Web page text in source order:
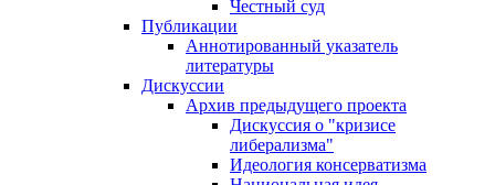
Честный суд
Публикации
Аннотированный указатель
литературы
Дискуссии
Архив предыдущего проекта
Дискуссия о "кризисе
либерализма"
Идеология консерватизма